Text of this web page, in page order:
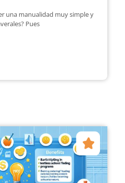
una manualidad muy simple y
Pues